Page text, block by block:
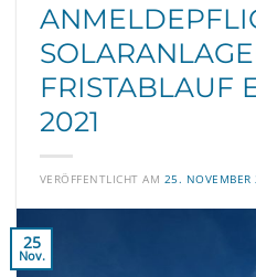
FRISTABLAUF
2021
VERÖFFENTLICHT AM 25. NOVEMBER
25
Nov.